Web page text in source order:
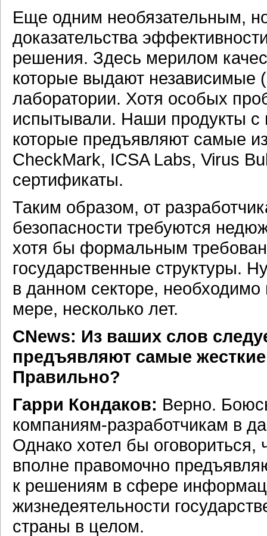
Еще одним необязательным,
доказательства
решения. Здесь мерилом
которые выдают независимые
лаборатории. Хотя особых
испытывали. Наши продукты с
которые предъявляют самые
CheckMark, ICSA Labs, Virus
сертификаты.
Таким образом, от
безопасности требуются
хотя бы формальным
государственные структуры.
в данном секторе,
мере, несколько лет.
CNews: Из ваших слов
предъявляют самые
Правильно?
Гарри Кондаков: Верно.
компаниям-разработчикам в
Однако хотел бы оговориться,
вполне правомочно
к решениям в сфере
жизнедеятельности
страны в целом.